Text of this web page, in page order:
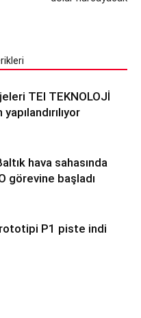
TEI TEKNOLOJİ
hava sahasında
görevine başladı
P1 piste indi